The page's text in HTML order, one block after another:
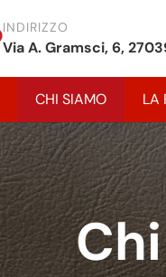
INDIRIZZO
Via A. Gramsci, 6,
CHI SIAMO LA